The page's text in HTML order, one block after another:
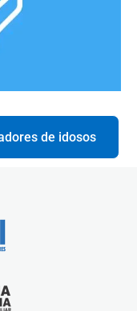
de idosos